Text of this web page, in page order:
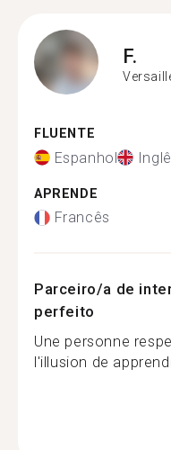
F.
FLUENTE
Espanhol
APRENDE
Francês
Parceiro/a de
perfeito
Une personne
l'illusion de